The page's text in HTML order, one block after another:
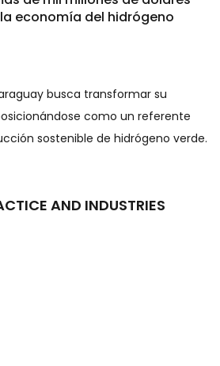
economía del hidrógeno
busca transformar su
como un referente
sostenible de hidrógeno verde.
AND INDUSTRIES